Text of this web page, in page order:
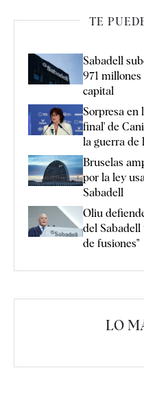
TE
Sabadell
971
capital
Sorpresa en
final' de
la guerra de
Bruselas
por la ley
Sabadell
Oliu
del Sabadell
de fusiones"
LO